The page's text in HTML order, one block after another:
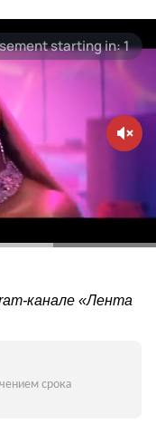
канале «Лента
срока